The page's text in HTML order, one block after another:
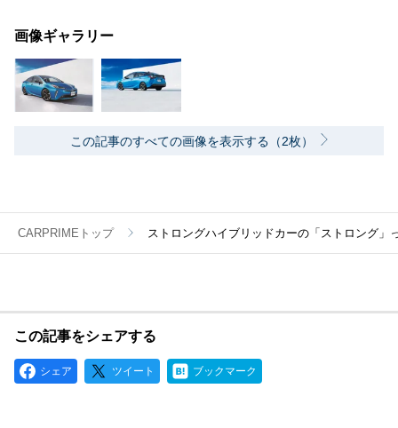
画像ギャラリー
この記事のすべての画像を表示する（2枚）
CARPRIMEトップ ストロングハイブリッドカーの「ストロング」
この記事をシェアする
シェア ツイート ブックマーク